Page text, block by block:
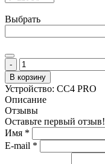
Выбрать
-
В корзину
Устройство: CC4 PRO
Описание
Отзывы
Оставьте первый отзыв!
Имя *
E-mail *